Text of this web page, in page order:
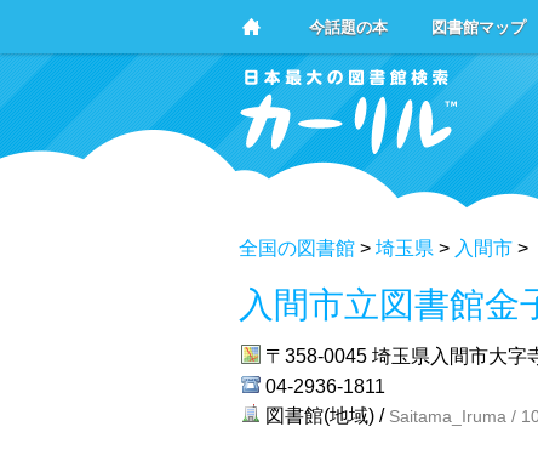
今話題の本 図書館マップ
全国の図書館 > 埼玉県 > 入間市 >
入間市立図書館金
〒358-0045 埼玉県入間市大字
04-2936-1811
図書館(地域) / Saitama_Iruma /